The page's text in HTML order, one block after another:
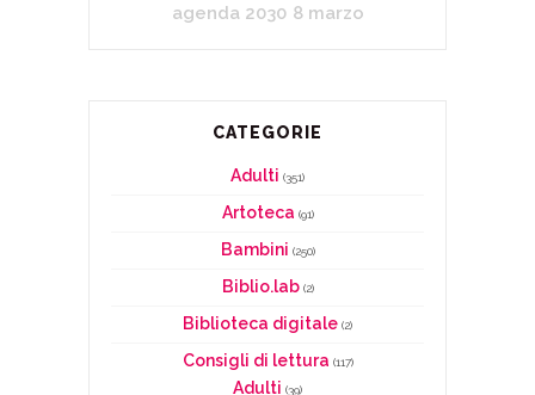
agenda 2030 8 marzo
CATEGORIE
Adulti (351)
Artoteca (91)
Bambini (250)
Biblio.lab(2)
Biblioteca digitale (2)
Consigli di lettura (117)
Adulti (39)